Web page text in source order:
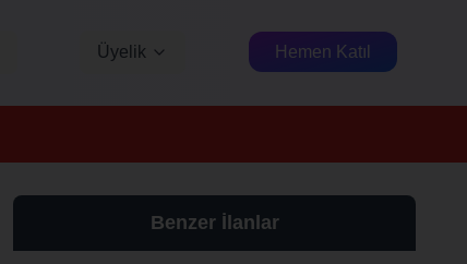
Üyelik Hemen Katıl
Benzer İlanlar